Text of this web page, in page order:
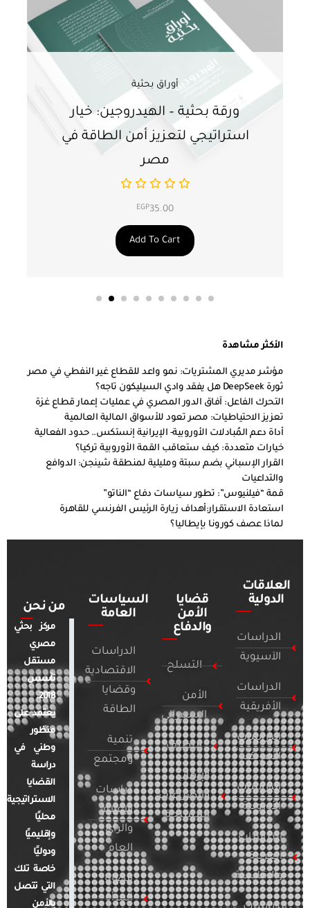
أوراق بحثية
ورقة بحثية – الهيدروجين: خيار
استراتيجي لتعزيز أمن الطاقة في
مصر
EGP35.00
Add To Cart
الأكثر مشاهدة
مؤشر مديري المشتريات: نمو واعد للقطاع غير النفطي في مصر
ثورة DeepSeek هل يفقد وادي السيليكون تاجه؟
التحرك الفاعل: آفاق الدور المصري في عمليات إعمار قطاع غزة
تعزيز الاحتياطيات: مصر تعود للأسواق المالية العالمية
أداة دعم المُبادلات الأوروبية- الإيرانية إنستكس.. حدود الفعالية
خيارات متعددة: كيف ستعاقب القمة الأوروبية تركيا؟
القرار الإسباني بضم سبتة ومليلية لمنطقة شينجن: الدوافع
والتداعيات
قمة “فيلنيوس”: تطور سياسات دفاع “الناتو”
استعادة الاستقرار:أهداف زيارة الرئيس الفرنسي للقاهرة
لماذا عصف كورونا بإيطاليا؟
العلاقات
الدولية
الدراسات
الآسيوية
الدراسات
الأفريقية
الدراسات
الأمريكية
الدراسات
الأوروبية
الدراسات
العربية
والإقليمية
قضايا
الأمن
والدفاع
التسلح
الأمن
السيبراني
التطرف
الإرهاب
والصراعات
المسلحة
السياسات
العامة
الدراسات
الاقتصادية
وقضايا
الطاقة
تنمية
ومجتمع
دراسات
الإعلام
والرأي
العام
قضايا
المرأة
من نحن
مركز بحثي
مصري
مستقل
تأسس
2018.
يعتمد على
منظور
وطني في
دراسة
القضايا
الاستراتيجية
محليًا
وإقليميًا
ودوليًا
خاصة تلك
التي تتصل
بالأمن